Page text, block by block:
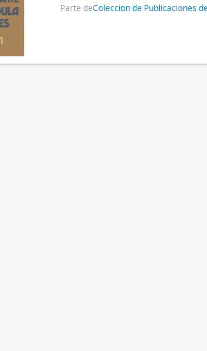
Parte deColección de Publicaciones